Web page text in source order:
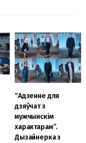
“Адзенне для
дзяўчат з
мужчынскім
характарам”.
Дызайнерка з